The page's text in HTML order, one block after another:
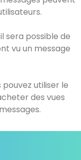
sera possible de
vu un message
utiliser le
des vues